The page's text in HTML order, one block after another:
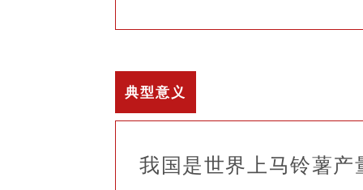
典型意义
我国是世界上马铃薯